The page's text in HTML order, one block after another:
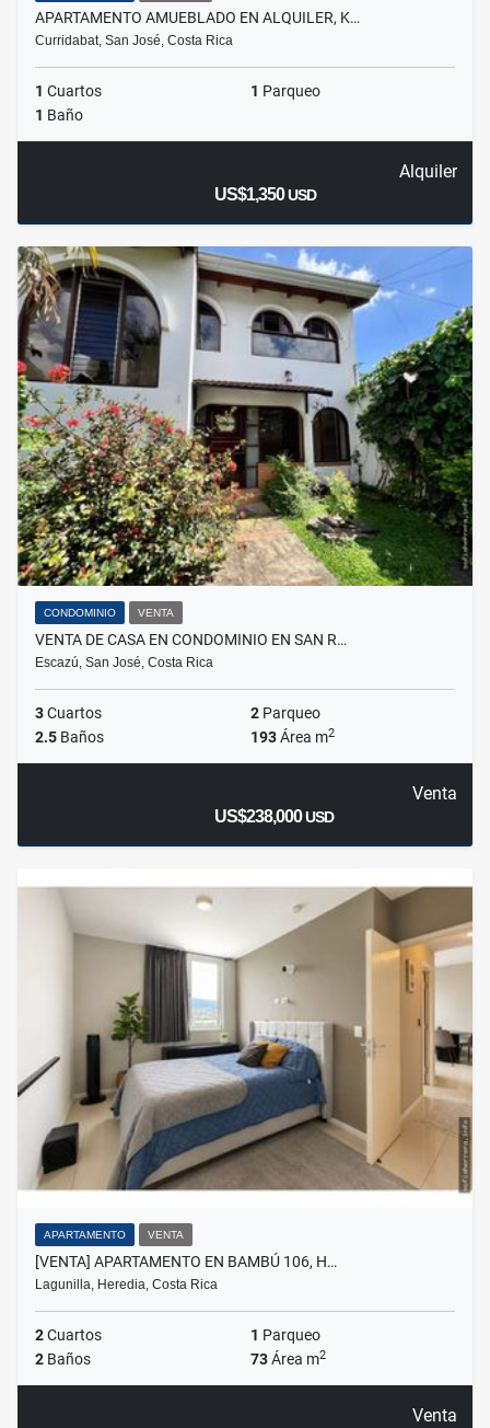
APARTAMENTO AMUEBLADO EN ALQUILER, K…
Curridabat, San José, Costa Rica
1 Cuartos 1 Parqueo
1 Baño
Alquiler
US$1,350USD
CONDOMINIO VENTA
VENTA DE CASA EN CONDOMINIO EN SAN R…
Escazú, San José, Costa Rica
3Cuartos 2 Parqueo
2.5 Baños 193Área m2
Venta
US$238,000USD
APARTAMENTO VENTA
[VENTA] APARTAMENTO EN BAMBÚ 106, H…
Lagunilla, Heredia, Costa Rica
2Cuartos 1 Parqueo
2 Baños 73Área m2
Venta